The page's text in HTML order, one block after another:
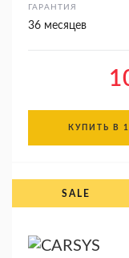
ГАРАНТИЯ
36 месяцев
КУПИТЬ В